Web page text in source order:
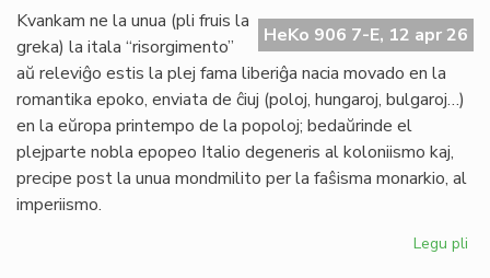
HeKo 906 7-E, 12 apr 26
Kvankam ne la unua (pli fruis la
greka) la itala “risorgimento”
aŭ releviĝo estis la plej fama liberiĝa nacia movado en la
romantika epoko, enviata de ĉiuj (poloj, hungaroj, bulgaroj…)
en la eŭropa printempo de la popoloj; bedaŭrinde el
plejparte nobla epopeo Italio degeneris al koloniismo kaj,
precipe post la unua mondmilito per la faŝisma monarkio, al
imperiismo.
Legu pli